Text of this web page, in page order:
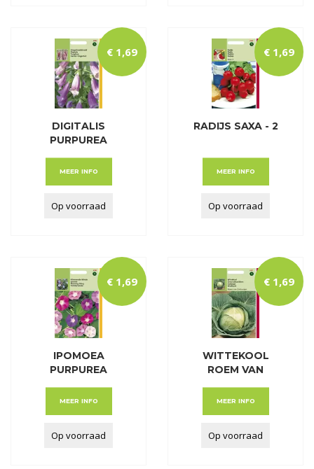
DIGITALIS
PURPUREA
€ 1,69
MEER INFO
Op voorraad
RADIJS SAXA - 2
€ 1,69
MEER INFO
Op voorraad
IPOMOEA
PURPUREA
€ 1,69
MEER INFO
Op voorraad
WITTEKOOL
ROEM VAN
€ 1,69
MEER INFO
Op voorraad